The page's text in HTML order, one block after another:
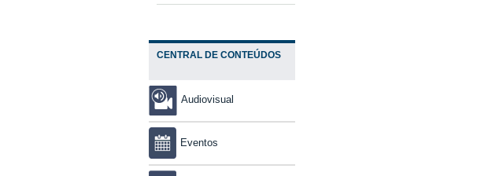
CENTRAL DE CONTEÚDOS
Audiovisual
Eventos